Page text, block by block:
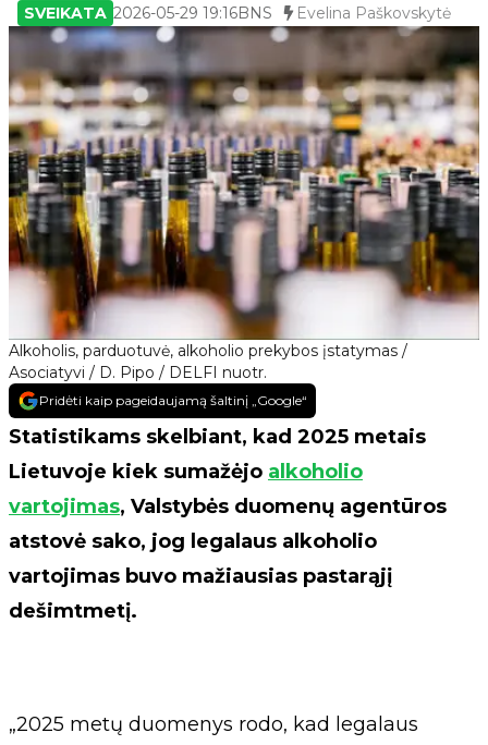
Alkoholis, parduotuvė, alkoholio prekybos įstatymas /
Asociatyvi / D. Pipo / DELFI nuotr.
SVEIKATA 2026-05-29 19:16BNS Evelina Paškovskytė
Pridėti kaip pageidaujamą šaltinį „Google“
Statistikams skelbiant, kad 2025 metais
Lietuvoje kiek sumažėjo alkoholio
vartojimas, Valstybės duomenų agentūros
atstovė sako, jog legalaus alkoholio
vartojimas buvo mažiausias pastarąjį
dešimtmetį.
„2025 metų duomenys rodo, kad legalaus